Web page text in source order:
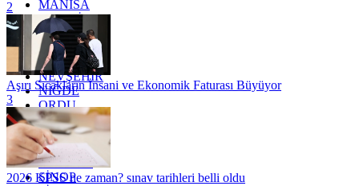
MANİSA
MARDİN
MERSİN
MUĞLA
MUŞ
NEVŞEHİR
NİĞDE
ORDU
OSMANİYE
RİZE
SAKARYA
SAMSUN
SİNOP
2
Aşırı Sıcakların İnsani ve Ekonomik Faturası Büyüyor
3
2026 KPSS ne zaman? sınav tarihleri belli oldu